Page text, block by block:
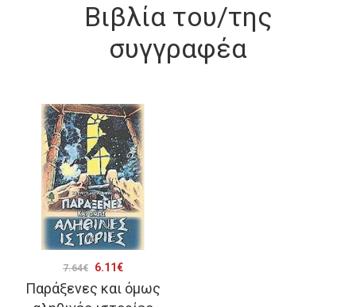
Βιβλία του/της
συγγραφέα
Παράξενες και όμως
7.64€
Original
price
6.11€Η
τρέχουσα